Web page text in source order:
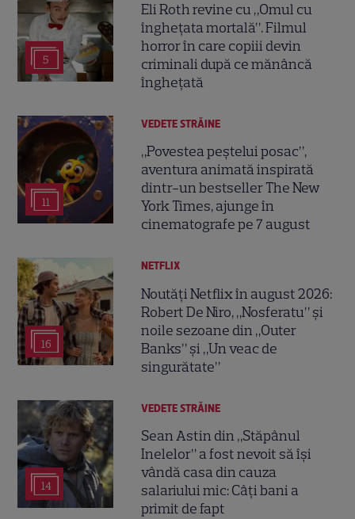
5
Eli Roth revine cu „Omul cu
înghețata mortală”. Filmul
horror în care copiii devin
criminali după ce mănâncă
înghețată
11
VEDETE STRĂINE
„Povestea peștelui posac”,
aventura animată inspirată
dintr-un bestseller The New
York Times, ajunge în
cinematografe pe 7 august
16
NETFLIX
Noutăți Netflix în august 2026:
Robert De Niro, „Nosferatu” și
noile sezoane din „Outer
Banks” și „Un veac de
singurătate”
14
VEDETE STRĂINE
Sean Astin din „Stăpânul
Inelelor” a fost nevoit să își
vândă casa din cauza
salariului mic: Câți bani a
primit de fapt